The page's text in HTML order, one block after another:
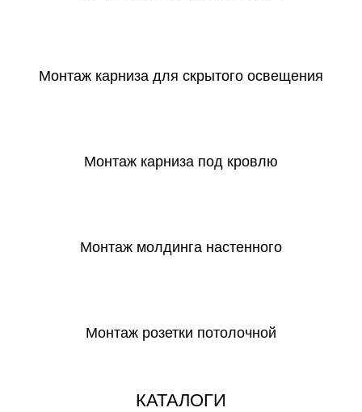
Монтаж карниза для скрытого освещения
Монтаж карниза под кровлю
Монтаж молдинга настенного
Монтаж розетки потолочной
КАТАЛОГИ